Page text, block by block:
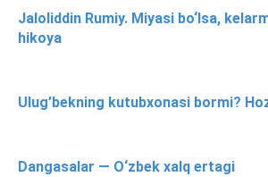
Jaloliddin Rumiy. Miyasi bo‘lsa,
hikoya
Ulug’bekning kutubxonasi bormi?
Dangasalar — O‘zbek xalq ertagi